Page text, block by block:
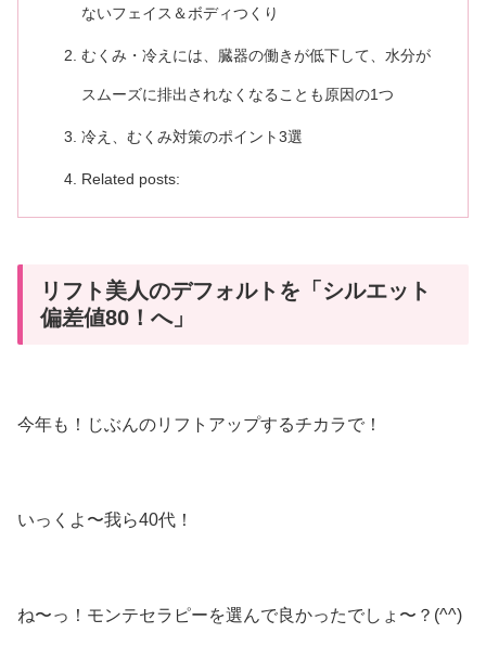
ないフェイス＆ボディつくり
むくみ・冷えには、臓器の働きが低下して、水分が
スムーズに排出されなくなることも原因の1つ
冷え、むくみ対策のポイント3選
Related posts:
リフト美人のデフォルトを「シルエット
偏差値80！へ」
今年も！じぶんのリフトアップするチカラで！
いっくよ〜我ら40代！
ね〜っ！モンテセラピーを選んで良かったでしょ〜？(⁠^⁠^⁠)